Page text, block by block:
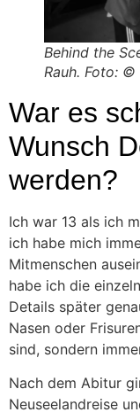
Behind the
Rauh. Foto: ©
War es
Wunsch
werden?
Ich war 13 als ich
ich habe mich
Mitmenschen
habe ich die
Details später
Nasen oder
sind, sondern
Nach dem Abitur
Neuseelandreise